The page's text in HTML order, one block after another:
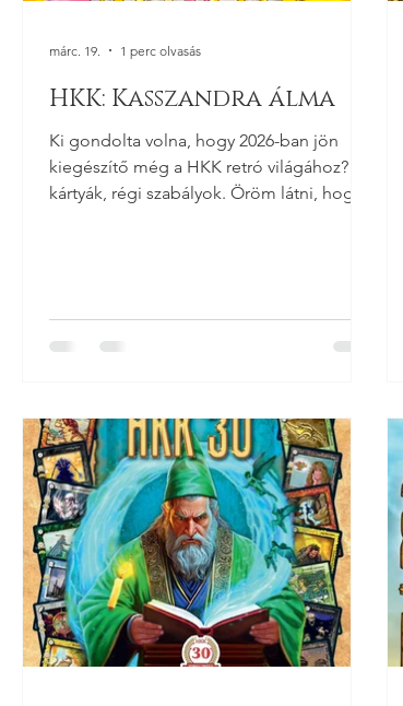
HKK: Kasszandra álma
Ki gondolta volna, hogy 2026-ban jön
kiegészítő még a HKK retró világához? Új
kártyák, régi szabályok. Öröm látni, hogy
Hatalom Kártyái kiegészítője a hétvégén
érkezik. Ennek címe Kasszandra álma lesz.
Kasszandrát full art változatban is! Ez a
kiegészítő, ahog
márc. 19. 1 perc olvasás